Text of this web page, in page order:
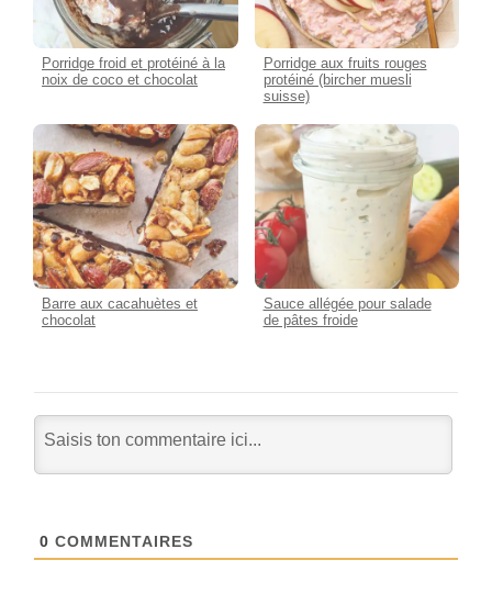
Porridge froid et protéiné à la
noix de coco et chocolat
Porridge aux fruits rouges
protéiné (bircher muesli
suisse)
Barre aux cacahuètes et
chocolat
Sauce allégée pour salade
de pâtes froide
0 COMMENTAIRES